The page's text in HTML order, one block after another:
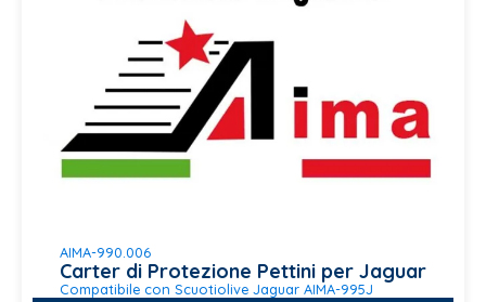
AIMA-990.006
Carter di Protezione Pettini per Jaguar
Compatibile con Scuotiolive Jaguar AIMA-995J